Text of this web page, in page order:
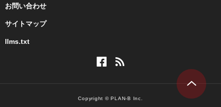
お問い合わせ
サイトマップ
llms.txt
Copyright © PLAN-B Inc.